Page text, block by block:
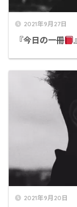
2021年9月27日
『今日の一冊 』
2021年9月20日